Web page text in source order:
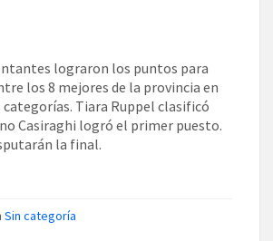
lograron los puntos para
los 8 mejores de la provincia en
categorías. Tiara Ruppel clasificó
Casiraghi logró el primer puesto.
la final.
Sin categoría